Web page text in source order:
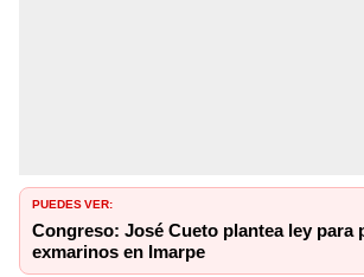
PUEDES VER:
Congreso: José Cueto plantea ley para
exmarinos en Imarpe